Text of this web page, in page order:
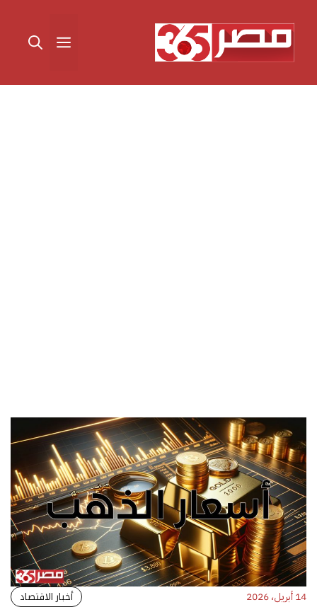
المحتوى القائمة
14 أبريل، 2026 أخبار الاقتصاد